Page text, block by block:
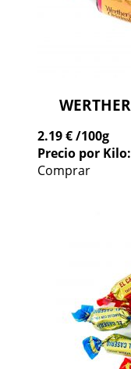
2.19 €/100g
Precio por
Comprar